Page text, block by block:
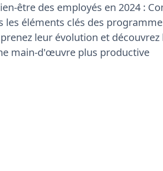
être des employés en 2024 :
les éléments clés des
leur évolution et
main-d'œuvre plus productive